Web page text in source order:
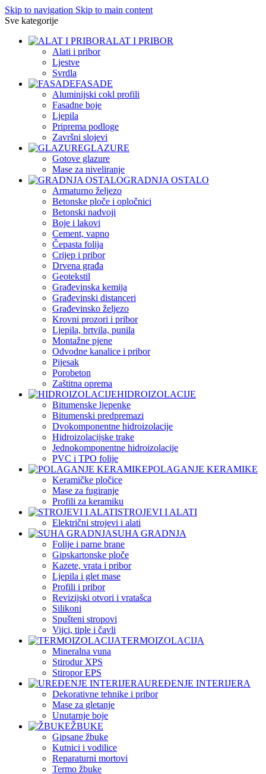
Skip to navigation Skip to main content
Sve kategorije
ALAT I PRIBOR
Alati i pribor
Ljestve
Svrdla
FASADE
Aluminijski cokl profili
Fasadne boje
Ljepila
Priprema podloge
Završni slojevi
GLAZURE
Gotove glazure
Mase za niveliranje
GRADNJA OSTALO
Armaturno željezo
Betonske ploče i opločnici
Betonski nadvoji
Boje i lakovi
Cement, vapno
Čepasta folija
Crijep i pribor
Drvena građa
Geotekstil
Građevinska kemija
Građevinski distanceri
Građevinsko željezo
Krovni prozori i pribor
Ljepila, brtvila, punila
Montažne pjene
Odvodne kanalice i pribor
Pijesak
Porobeton
Zaštitna oprema
HIDROIZOLACIJE
Bitumenske ljepenke
Bitumenski predpremazi
Dvokomponentne hidroizolacije
Hidroizolacijske trake
Jednokomponentne hidroizolacije
PVC i TPO folije
POLAGANJE KERAMIKE
Keramičke pločice
Mase za fugiranje
Profili za keramiku
STROJEVI I ALATI
Električni strojevi i alati
SUHA GRADNJA
Folije i parne brane
Gipskartonske ploče
Kazete, vrata i pribor
Ljepila i glet mase
Profili i pribor
Revizijski otvori i vratašca
Silikoni
Spušteni stropovi
Vijci, tiple i čavli
TERMOIZOLACIJA
Mineralna vuna
Stirodur XPS
Stiropor EPS
UREĐENJE INTERIJERA
Dekorativne tehnike i pribor
Mase za gletanje
Unutarnje boje
ŽBUKE
Gipsane žbuke
Kutnici i vodilice
Reparaturni mortovi
Termo žbuke